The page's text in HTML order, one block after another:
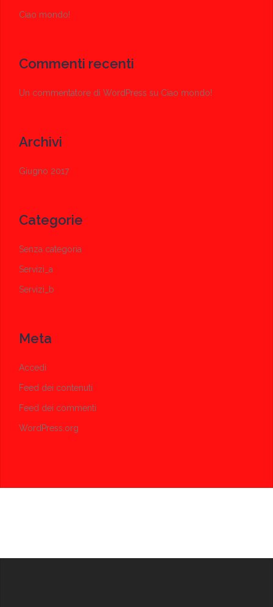
Ciao mondo!
Commenti recenti
Un commentatore di WordPress su Ciao mondo!
Archivi
Giugno 2017
Categorie
Senza categoria
Servizi_a
Servizi_b
Meta
Accedi
Feed dei contenuti
Feed dei commenti
WordPress.org